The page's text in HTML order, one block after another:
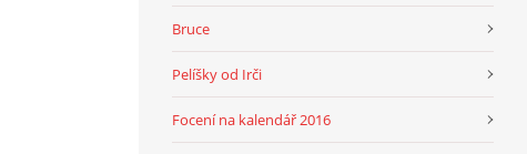
Bruce
Pelíšky od Irči
Focení na kalendář 2016